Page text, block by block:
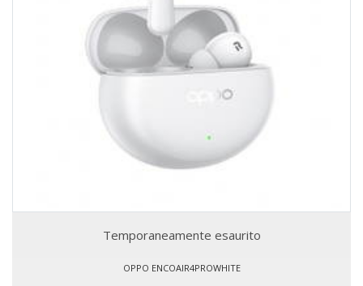
Temporaneamente esaurito
OPPO ENCOAIR4PROWHITE